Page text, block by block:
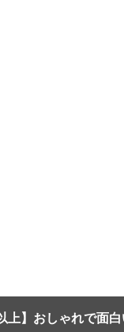
上】おしゃれで面